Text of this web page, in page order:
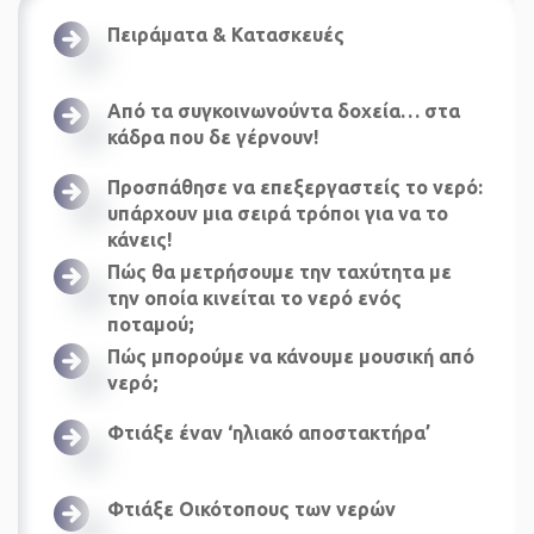
Πειράματα & Κατασκευές
Από τα συγκοινωνούντα δοχεία… στα
κάδρα που δε γέρνουν!
Προσπάθησε να επεξεργαστείς το νερό:
υπάρχουν μια σειρά τρόποι για να το
κάνεις!
Πώς θα μετρήσουμε την ταχύτητα με
την οποία κινείται το νερό ενός
ποταμού;
Πώς μπορούμε να κάνουμε μουσική από
νερό;
Φτιάξε έναν ‘ηλιακό αποστακτήρα’
Φτιάξε Οικότοπους των νερών